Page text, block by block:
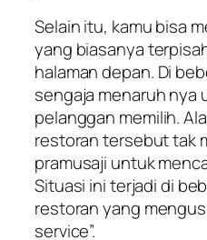
Selain itu, kamu bisa
yang biasanya
halaman depan. Di
sengaja menaruh nya
pelanggan memilih.
restoran tersebut tak
pramusaji untuk
Situasi ini terjadi di
restoran yang
service”.